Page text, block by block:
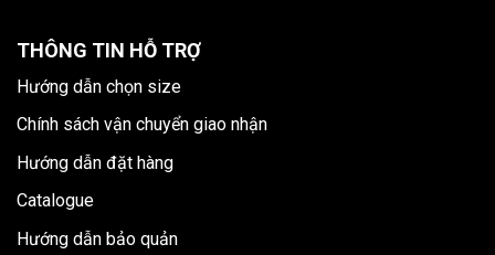
THÔNG TIN HỖ TRỢ
Hướng dẫn chọn size
Chính sách vận chuyển giao nhận
Hướng dẫn đặt hàng
Catalogue
Hướng dẫn bảo quản